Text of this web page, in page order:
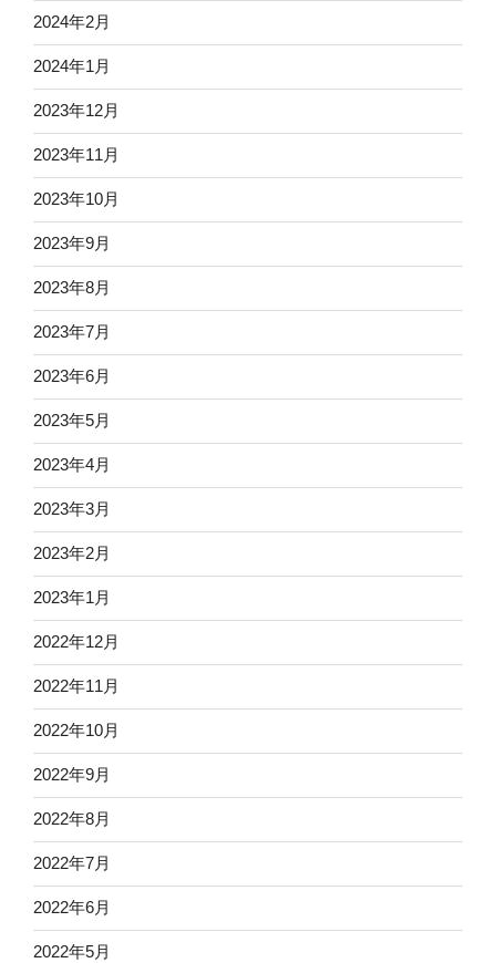
2024年2月
2024年1月
2023年12月
2023年11月
2023年10月
2023年9月
2023年8月
2023年7月
2023年6月
2023年5月
2023年4月
2023年3月
2023年2月
2023年1月
2022年12月
2022年11月
2022年10月
2022年9月
2022年8月
2022年7月
2022年6月
2022年5月